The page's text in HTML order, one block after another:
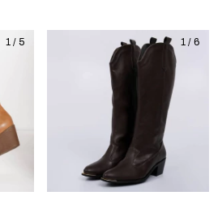
1 / 5 1 / 6